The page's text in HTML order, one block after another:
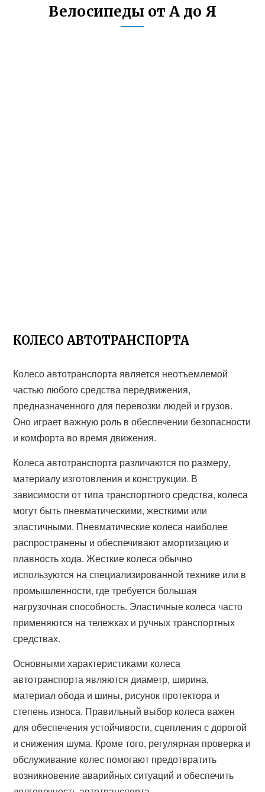
Велосипеды от А до Я
КОЛЕСО АВТОТРАНСПОРТА
Колесо автотранспорта является неотъемлемой
частью любого средства передвижения,
предназначенного для перевозки людей и грузов.
Оно играет важную роль в обеспечении безопасности
и комфорта во время движения.
Колеса автотранспорта различаются по размеру,
материалу изготовления и конструкции. В
зависимости от типа транспортного средства, колеса
могут быть пневматическими, жесткими или
эластичными. Пневматические колеса наиболее
распространены и обеспечивают амортизацию и
плавность хода. Жесткие колеса обычно
используются на специализированной технике или в
промышленности, где требуется большая
нагрузочная способность. Эластичные колеса часто
применяются на тележках и ручных транспортных
средствах.
Основными характеристиками колеса
автотранспорта являются диаметр, ширина,
материал обода и шины, рисунок протектора и
степень износа. Правильный выбор колеса важен
для обеспечения устойчивости, сцепления с дорогой
и снижения шума. Кроме того, регулярная проверка и
обслуживание колес помогают предотвратить
возникновение аварийных ситуаций и обеспечить